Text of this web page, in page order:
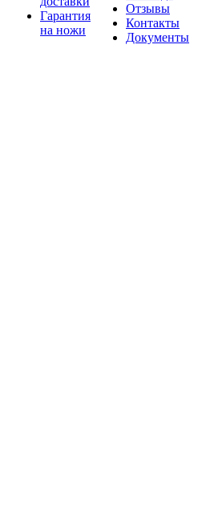
Гарантия
на ножи
Отзывы
Контакты
Документы